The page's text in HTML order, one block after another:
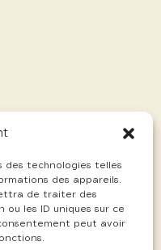
des technologies telles
des appareils.
de traiter des
les ID uniques sur ce
peut avoir